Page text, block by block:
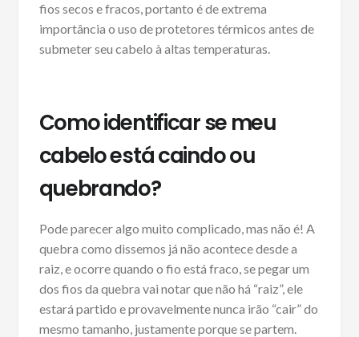
fios secos e fracos, portanto é de extrema
importância o uso de protetores térmicos antes de
submeter seu cabelo à altas temperaturas.
Como identificar se meu
cabelo está caindo ou
quebrando?
Pode parecer algo muito complicado, mas não é! A
quebra como dissemos já não acontece desde a
raiz, e ocorre quando o fio está fraco, se pegar um
dos fios da quebra vai notar que não há “raiz”, ele
estará partido e provavelmente nunca irão “cair” do
mesmo tamanho, justamente porque se partem.